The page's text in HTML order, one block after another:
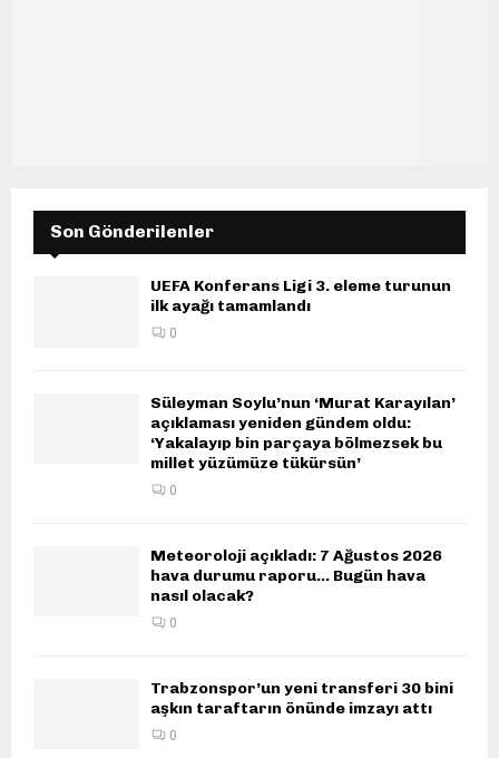
Son Gönderilenler
UEFA Konferans Ligi 3. eleme turunun
ilk ayağı tamamlandı
0
Süleyman Soylu’nun ‘Murat Karayılan’
açıklaması yeniden gündem oldu:
‘Yakalayıp bin parçaya bölmezsek bu
millet yüzümüze tükürsün’
0
Meteoroloji açıkladı: 7 Ağustos 2026
hava durumu raporu… Bugün hava
nasıl olacak?
0
Trabzonspor’un yeni transferi 30 bini
aşkın taraftarın önünde imzayı attı
0